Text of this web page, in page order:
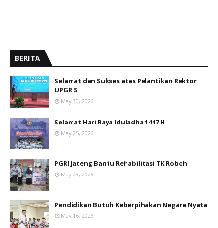
BERITA
Selamat dan Sukses atas Pelantikan Rektor
UPGRIS
May 30, 2026
Selamat Hari Raya Iduladha 1447 H
May 25, 2026
PGRI Jateng Bantu Rehabilitasi TK Roboh
May 23, 2026
Pendidikan Butuh Keberpihakan Negara Nyata
May 16, 2026